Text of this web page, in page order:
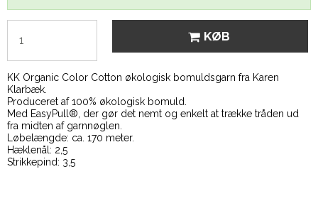
KØB
KK Organic Color Cotton økologisk bomuldsgarn fra Karen
Klarbæk.
Produceret af 100% økologisk bomuld.
Med EasyPull®, der gør det nemt og enkelt at trække tråden ud
fra midten af garnnøglen.
Løbelængde: ca. 170 meter.
Hæklenål: 2,5
Strikkepind: 3,5